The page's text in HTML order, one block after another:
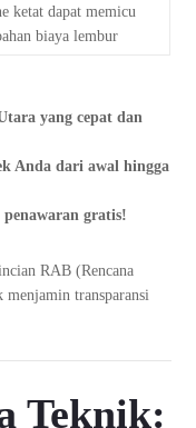
ketat dapat memicu
biaya lembur
yang cepat dan
Anda dari awal hingga
gratis!
RAB (Rencana
transparansi
Teknik: